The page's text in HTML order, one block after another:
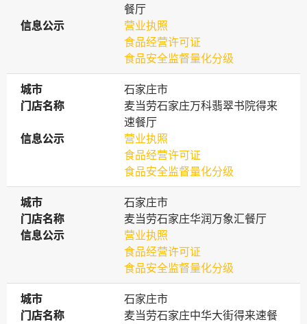
餐厅
信息公示
信息公示
营业执照
食品经营许可证
食品安全监督量化分级
城市
城市
石家庄市
门店名称
门店名称
麦当劳石家庄万科翡翠书院得来
速餐厅
信息公示
信息公示
营业执照
食品经营许可证
食品安全监督量化分级
城市
城市
石家庄市
门店名称
门店名称
麦当劳石家庄华润万象汇餐厅
信息公示
信息公示
营业执照
食品经营许可证
食品安全监督量化分级
城市
城市
石家庄市
门店名称
门店名称
麦当劳石家庄中华大街得来速餐